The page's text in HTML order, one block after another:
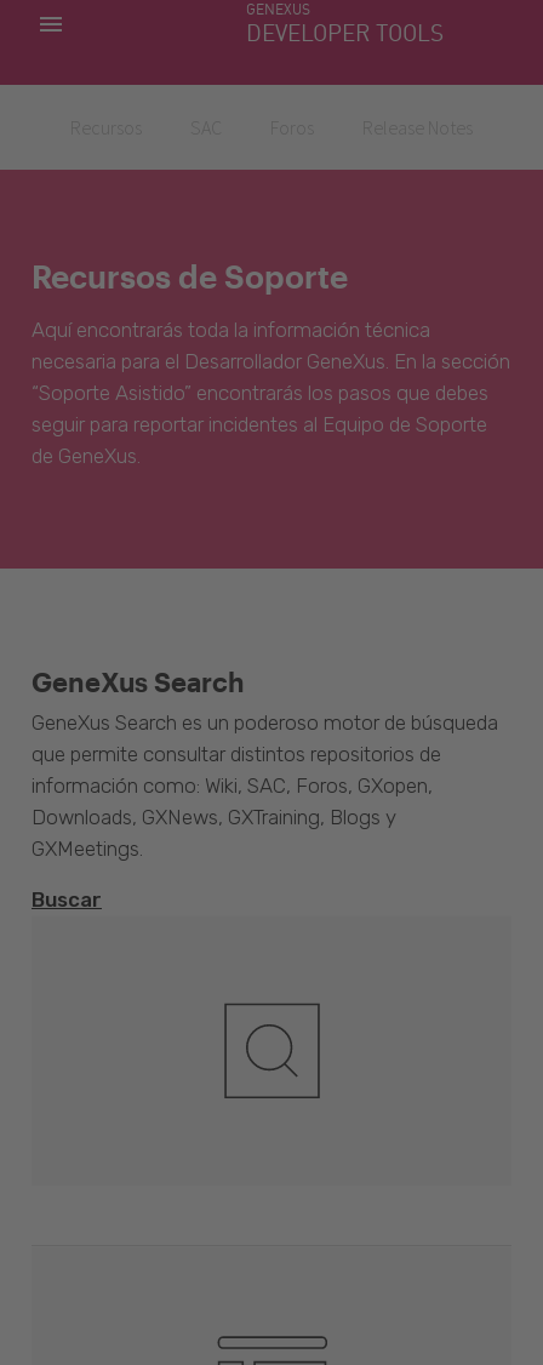
GENEXUS
DEVELOPER TOOLS
MIS APLICACIONES
Recursos de Soporte
Aquí encontrarás toda la información técnica
necesaria para el Desarrollador GeneXus. En la sección
“Soporte Asistido” encontrarás los pasos que debes
seguir para reportar incidentes al Equipo de Soporte
de GeneXus.
GeneXus Search
GeneXus Search es un poderoso motor de búsqueda
que permite consultar distintos repositorios de
información como: Wiki, SAC, Foros, GXopen,
Downloads, GXNews, GXTraining, Blogs y
GXMeetings.
Buscar